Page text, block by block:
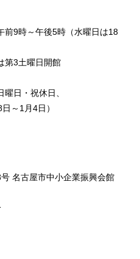
9時～午後5時（水曜日は18
第3土曜日開館
日・祝休日、
～1月4日）
名古屋市中小企業振興会館